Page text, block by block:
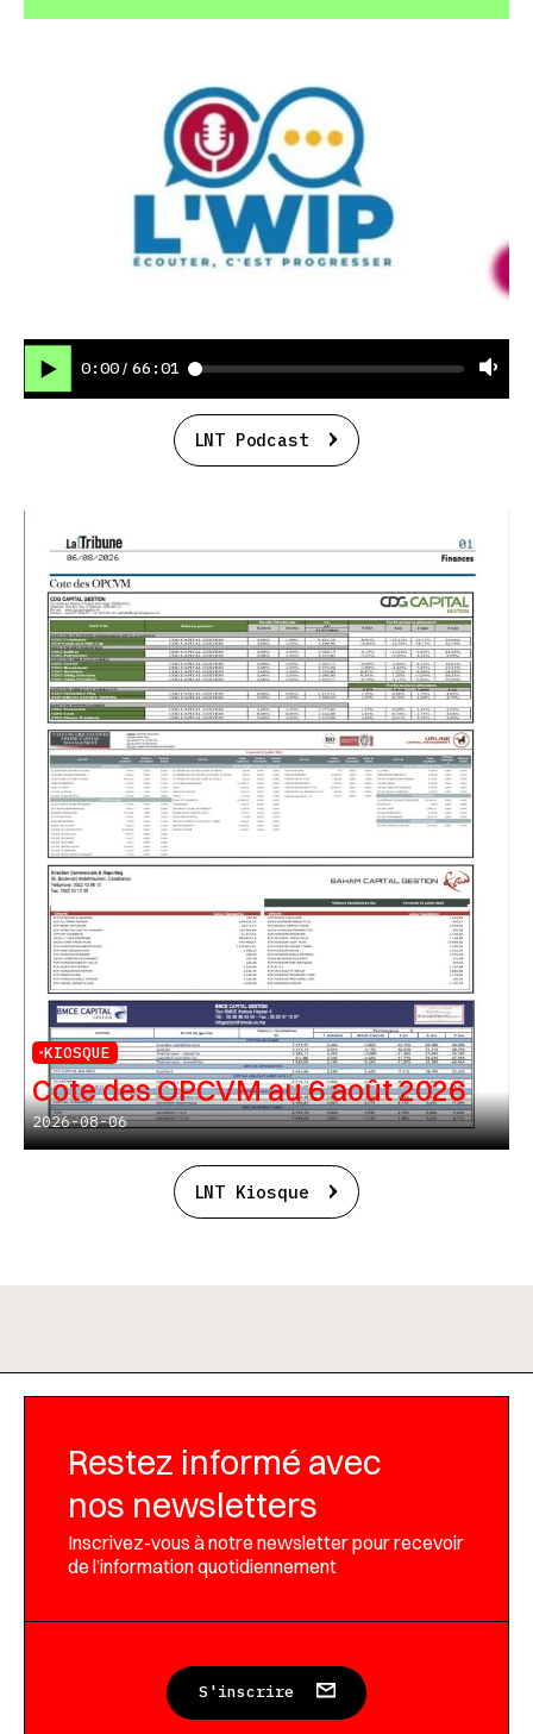
0:00 / 66:01
LNT Podcast
KIOSQUE
Cote des OPCVM au 6 août 2026
2026-08-06
LNT Kiosque
Restez informé avec
nos newsletters
Inscrivez-vous à notre newsletter pour recevoir
de l’information quotidiennement
S'inscrire